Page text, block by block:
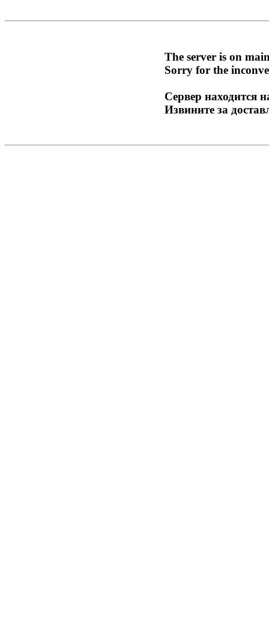
The server is on
Sorry for the
Сервер находится
Извините за